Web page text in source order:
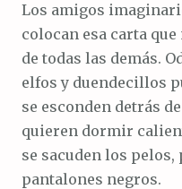
Los amigos
colocan esa carta
de todas las demás.
elfos y duendecillos
se esconden detrás
quieren dormir
se sacuden los
pantalones negros.